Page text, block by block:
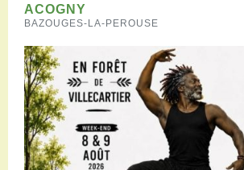
ACOGNY
BAZOUGES-LA-PEROUSE